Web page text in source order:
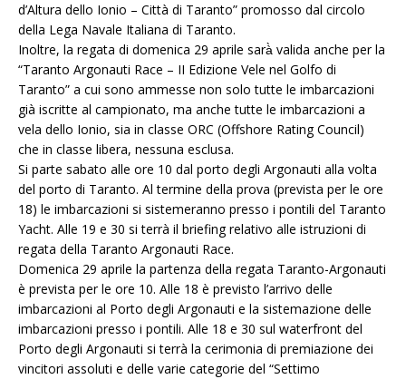
d’Altura dello Ionio – Città di Taranto” promosso dal circolo
della Lega Navale Italiana di Taranto.
Inoltre, la regata di domenica 29 aprile sarà̀ valida anche per la
“Taranto Argonauti Race – II Edizione Vele nel Golfo di
Taranto” a cui sono ammesse non solo tutte le imbarcazioni
già iscritte al campionato, ma anche tutte le imbarcazioni a
vela dello Ionio, sia in classe ORC (Offshore Rating Council)
che in classe libera, nessuna esclusa.
Si parte sabato alle ore 10 dal porto degli Argonauti alla volta
del porto di Taranto. Al termine della prova (prevista per le ore
18) le imbarcazioni si sistemeranno presso i pontili del Taranto
Yacht. Alle 19 e 30 si terrà il briefing relativo alle istruzioni di
regata della Taranto Argonauti Race.
Domenica 29 aprile la partenza della regata Taranto-Argonauti
è prevista per le ore 10. Alle 18 è previsto l’arrivo delle
imbarcazioni al Porto degli Argonauti e la sistemazione delle
imbarcazioni presso i pontili. Alle 18 e 30 sul waterfront del
Porto degli Argonauti si terrà la cerimonia di premiazione dei
vincitori assoluti e delle varie categorie del “Settimo